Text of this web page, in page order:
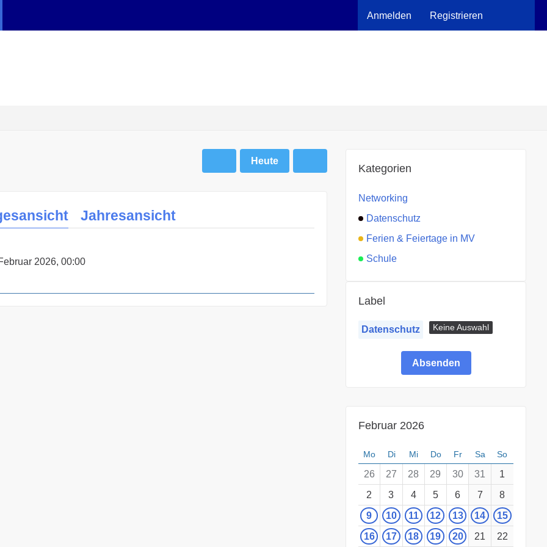
Anmelden Registrieren
Heute
Jahresansicht
2026, 00:00
Kategorien
Networking
Datenschutz
Ferien & Feiertage in MV
Schule
Label
Datenschutz Keine Auswahl
Februar 2026
Mo Di Mi Do Fr Sa So
26 27 28 29 30 31
1
2
3 4 5 6 7
8
9
10 11 12 13 14
15
16
17 18 19 20 21 22